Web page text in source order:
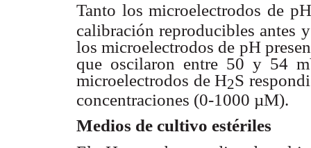
Tanto los microelectrodos de
calibración reproducibles antes
los microelectrodos de pH
que oscilaron entre 50 y 54
microelectrodos de H2S
concentraciones (0-1000 µM).
Medios de cultivo estériles